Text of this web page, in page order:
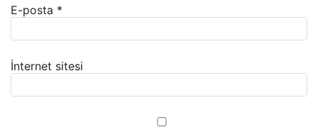
E-posta *
İnternet sitesi